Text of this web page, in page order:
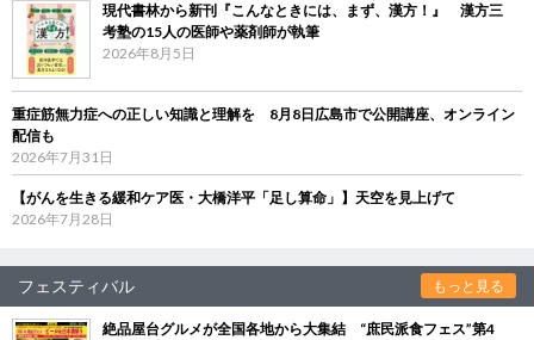
現代書林から新刊『こんなときには、まず、漢方！』 漢方三
考塾の15人の医師や薬剤師が執筆
2026年8月5日
重症筋無力症への正しい知識と理解を 8月8日広島市で公開講座、オンライン
配信も
2026年7月31日
【がんを生きる緩和ケア医・大橋洋平「足し算命」】天空を見上げて
2026年7月28日
フェスティバル もっと見る
絶品屋台グルメが全国各地から大集結 “庶民派食フェス”第4